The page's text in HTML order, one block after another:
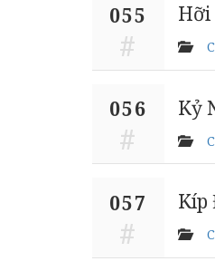
055 Hỡi
056 Kỷ
057 Kíp